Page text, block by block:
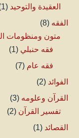
العقيدة والتوحيد (1)
الفقه (8)
متون ومنظومات
فقه حنبلي (1)
فقه عام (7)
الفوائد (2)
القرآن وعلومه (3)
تفسير القرآن (2)
القصائد (1)